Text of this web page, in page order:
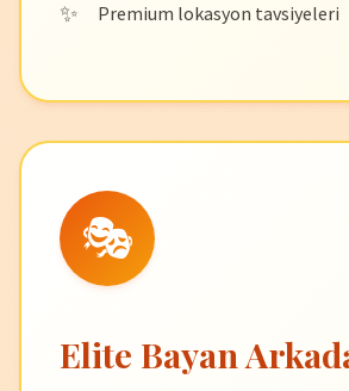
Premium lokasyon tavsiyeleri
🎭
Elite Bayan